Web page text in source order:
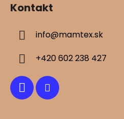
Kontakt
info@mamtex.sk
+420 602 238 427